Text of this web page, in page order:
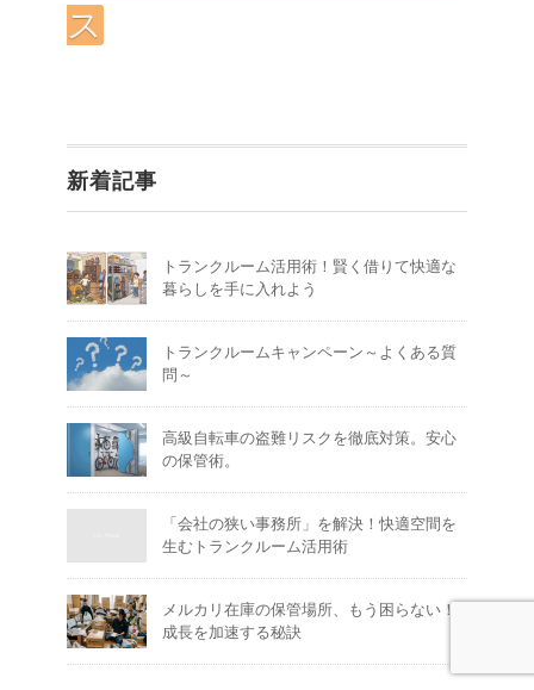
ス
新着記事
トランクルーム活用術！賢く借りて快適な
暮らしを手に入れよう
トランクルームキャンペーン～よくある質
問～
高級自転車の盗難リスクを徹底対策。安心
の保管術。
「会社の狭い事務所」を解決！快適空間を
生むトランクルーム活用術
メルカリ在庫の保管場所、もう困らない！
成長を加速する秘訣